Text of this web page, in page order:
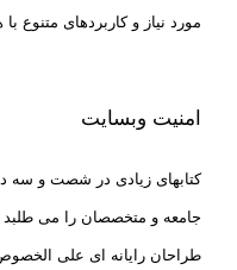
مورد نیاز و کاربردهای متنوع
امنیت وبسایت
کتابهای زیادی در شصت و سه
جامعه و متخصصان را می طلبد
طراحان رایانه ای علی